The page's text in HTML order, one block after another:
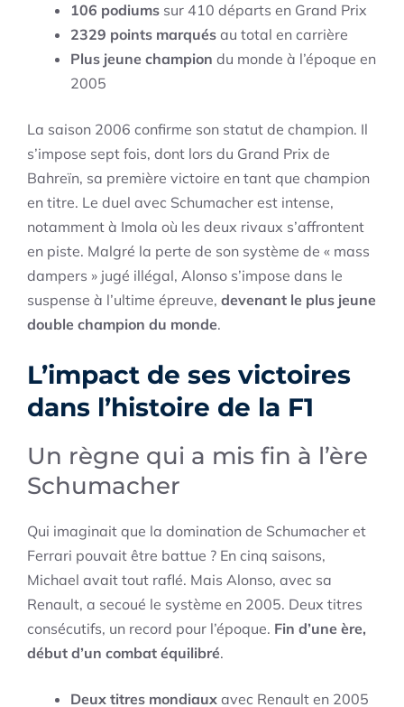
106 podiums sur 410 départs en Grand Prix
2329 points marqués au total en carrière
Plus jeune champion du monde à l’époque en
2005
La saison 2006 confirme son statut de champion. Il
s’impose sept fois, dont lors du Grand Prix de
Bahreïn, sa première victoire en tant que champion
en titre. Le duel avec Schumacher est intense,
notamment à Imola où les deux rivaux s’affrontent
en piste. Malgré la perte de son système de « mass
dampers » jugé illégal, Alonso s’impose dans le
suspense à l’ultime épreuve, devenant le plus jeune
double champion du monde.
L’impact de ses victoires
dans l’histoire de la F1
Un règne qui a mis fin à l’ère
Schumacher
Qui imaginait que la domination de Schumacher et
Ferrari pouvait être battue ? En cinq saisons,
Michael avait tout raflé. Mais Alonso, avec sa
Renault, a secoué le système en 2005. Deux titres
consécutifs, un record pour l’époque. Fin d’une ère,
début d’un combat équilibré.
Deux titres mondiaux avec Renault en 2005